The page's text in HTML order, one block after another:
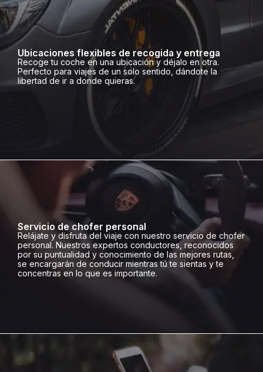
Ubicaciones flexibles de recogida y entrega
Recoge tu coche en una ubicación y déjalo en otra.
Perfecto para viajes de un solo sentido, dándote la
libertad de ir a donde quieras.
Servicio de chofer personal
Relájate y disfruta del viaje con nuestro servicio de chofer
personal. Nuestros expertos conductores, reconocidos
por su puntualidad y conocimiento de las mejores rutas,
se encargarán de conducir mientras tú te sientas y te
concentras en lo que es importante.